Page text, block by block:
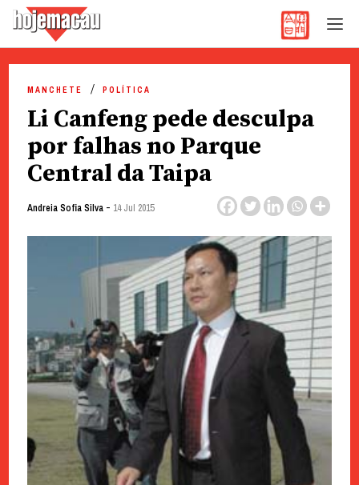
content
MANCHETE POLÍTICA
Li Canfeng pede desculpa
por falhas no Parque
Central da Taipa
Andreia Sofia Silva- 14 Jul 2015